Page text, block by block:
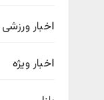
اخبار ورزشی
اخبار ویژه